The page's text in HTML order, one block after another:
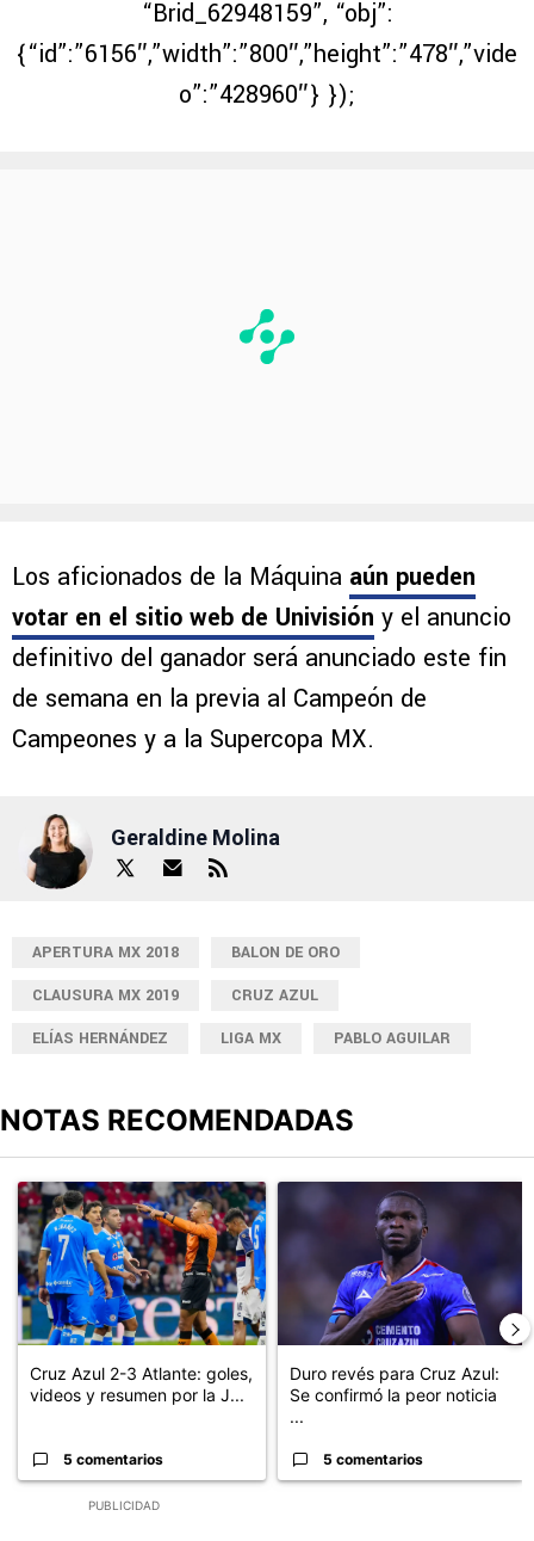
“Brid_62948159”, “obj”:
{“id”:”6156″,”width”:”800″,”height”:”478″,”vide
o”:”428960″} });
Los aficionados de la Máquina aún pueden
votar en el sitio web de Univisión y el anuncio
definitivo del ganador será anunciado este fin
de semana en la previa al Campeón de
Campeones y a la Supercopa MX.
Geraldine Molina
APERTURA MX 2018
BALON DE ORO
CLAUSURA MX 2019
CRUZ AZUL
ELÍAS HERNÁNDEZ
LIGA MX PABLO AGUILAR
NOTAS RECOMENDADAS
PUBLICIDAD
Un artículo de tendencia con el título "Cruz Azul 2-3 Atlante:
Cruz Azul 2-3 Atlante: goles,
videos y resumen por la J...
5 comentarios
Un artículo de tendencia con
Duro revés para Cruz Azul:
Se confirmó la peor noticia
...
5 comentarios